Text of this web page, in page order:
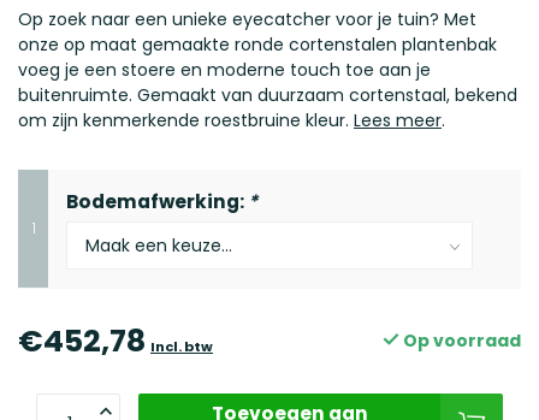
​Op zoek naar een unieke eyecatcher voor je tuin? Met
onze op maat gemaakte ronde cortenstalen plantenbak
voeg je een stoere en moderne touch toe aan je
buitenruimte. Gemaakt van duurzaam cortenstaal, bekend
om zijn kenmerkende roestbruine kleur. Lees meer.
1
Bodemafwerking: *
€452,78 Incl. btw Op voorraad
Toevoegen aan